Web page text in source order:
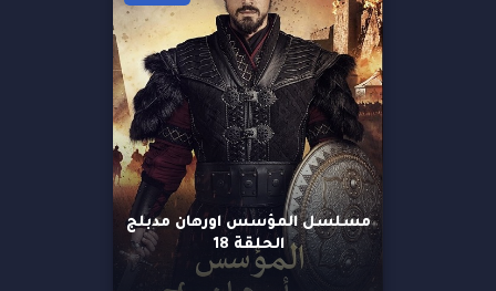
مسلسل المؤسس اورهان مدبلج
الحلقة 18